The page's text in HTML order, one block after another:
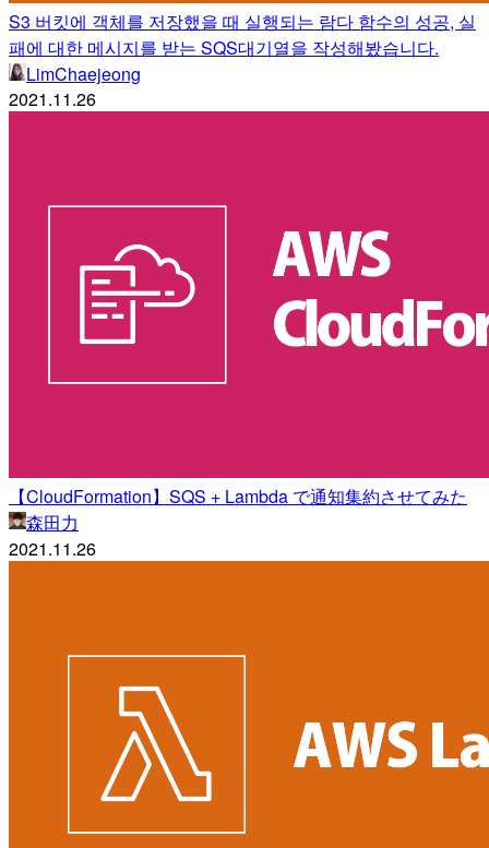
S3 버킷에 객체를 저장했을 때 실행되는 람다 함수의 성공, 실
패에 대한 메시지를 받는 SQS대기열을 작성해봤습니다.
LimChaejeong
2021.11.26
【CloudFormation】SQS + Lambda で通知集約させてみた
森田力
2021.11.26